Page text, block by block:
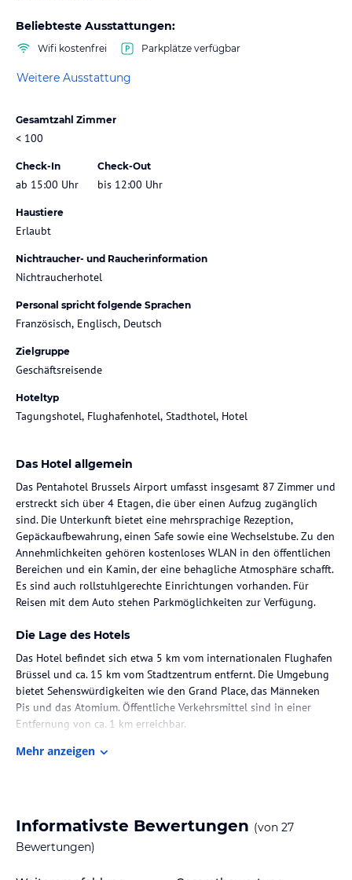
Beliebteste Ausstattungen:
Wifi kostenfrei Parkplätze verfügbar
Weitere Ausstattung
Gesamtzahl Zimmer
< 100
Check-In
ab 15:00 Uhr
Check-Out
bis 12:00 Uhr
Haustiere
Erlaubt
Nichtraucher- und Raucherinformation
Nichtraucherhotel
Personal spricht folgende Sprachen
Französisch, Englisch, Deutsch
Zielgruppe
Geschäftsreisende
Hoteltyp
Tagungshotel, Flughafenhotel, Stadthotel, Hotel
Das Hotel allgemein
Das Pentahotel Brussels Airport umfasst insgesamt 87 Zimmer und
erstreckt sich über 4 Etagen, die über einen Aufzug zugänglich
sind. Die Unterkunft bietet eine mehrsprachige Rezeption,
Gepäckaufbewahrung, einen Safe sowie eine Wechselstube. Zu den
Annehmlichkeiten gehören kostenloses WLAN in den öffentlichen
Bereichen und ein Kamin, der eine behagliche Atmosphäre schafft.
Es sind auch rollstuhlgerechte Einrichtungen vorhanden. Für
Reisen mit dem Auto stehen Parkmöglichkeiten zur Verfügung.
Die Lage des Hotels
Das Hotel befindet sich etwa 5 km vom internationalen Flughafen
Brüssel und ca. 15 km vom Stadtzentrum entfernt. Die Umgebung
bietet Sehenswürdigkeiten wie den Grand Place, das Männeken
Pis und das Atomium. Öffentliche Verkehrsmittel sind in einer
Entfernung von ca. 1 km erreichbar.
Zimmer / Unterbringung im Hotel
ein Telefon mit Direktwahl, ein Fernseher und kostenloses WLAN.
Die Bäder verfügen über eine Dusche und Badewanne sowie einen
Mehr anzeigen
Informativste Bewertungen (von 27
Bewertungen)